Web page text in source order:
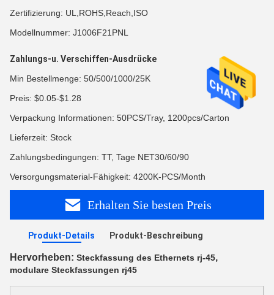
Zertifizierung: UL,ROHS,Reach,ISO
Modellnummer: J1006F21PNL
Zahlungs-u. Verschiffen-Ausdrücke
Min Bestellmenge: 50/500/1000/25K
Preis: $0.05-$1.28
Verpackung Informationen: 50PCS/Tray, 1200pcs/Carton
Lieferzeit: Stock
Zahlungsbedingungen: TT, Tage NET30/60/90
Versorgungsmaterial-Fähigkeit: 4200K-PCS/Month
Erhalten Sie besten Preis
Produkt-Details Produkt-Beschreibung
Hervorheben: Steckfassung des Ethernets rj-45,
modulare Steckfassungen rj45